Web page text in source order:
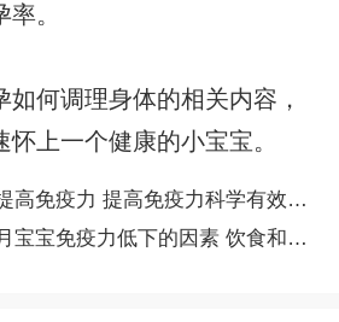
。
如何调理身体的相关内容，
上一个健康的小宝宝。
免疫力 提高免疫力科学有效的方法
免疫力低下的因素 饮食和环境对免疫力的影响